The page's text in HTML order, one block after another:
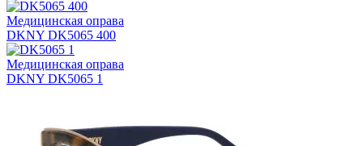
Медицинская оправа
DKNY DK5065 400
Медицинская оправа
DKNY DK5065 1